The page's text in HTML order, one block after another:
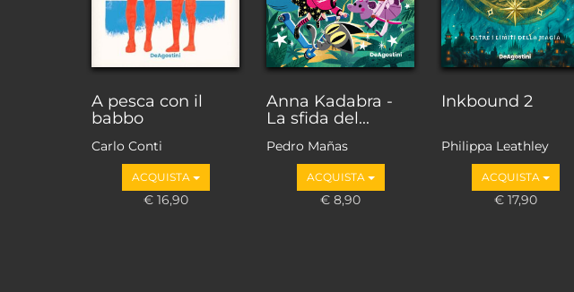
A pesca con il
babbo
Carlo Conti
ACQUISTA
€ 16,90
Anna Kadabra -
La sfida del...
Pedro Mañas
ACQUISTA
€ 8,90
Inkbound 2
Philippa Leathley
ACQUISTA
€ 17,90